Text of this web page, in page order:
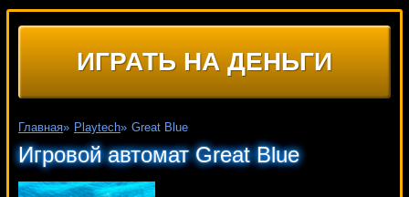
ИГРАТЬ НА ДЕНЬГИ
Главная» Playtech» Great Blue
Игровой автомат Great Blue